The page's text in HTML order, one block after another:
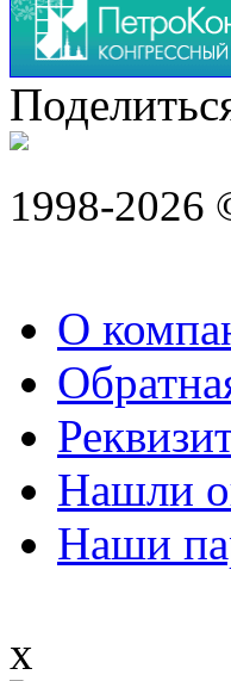
1998-2026
О
Нашли
Наши
x